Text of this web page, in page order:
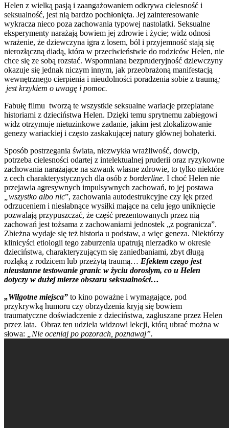
Helen z wielką pasją i zaangażowaniem odkrywa cielesność i
seksualność, jest nią bardzo pochłonięta. Jej zainteresowanie
wykracza nieco poza zachowania typowej nastolatki. Seksualne
eksperymenty narażają bowiem jej zdrowie i życie; widz odnosi
wrażenie, że dziewczyna igra z losem, ból i przyjemność stają się
nierozłączną diadą, która w przeciwieństwie do rodziców Helen, nie
chce się ze sobą rozstać. Wspomniana bezpruderyjność dziewczyny
okazuje się jednak niczym innym, jak przeobrażoną manifestacją
wewnętrznego cierpienia i nieudolności poradzenia sobie z traumą;
jest krzykiem o uwagę i pomoc.
Fabułę filmu tworzą te wszystkie seksualne wariacje przeplatane
historiami z dzieciństwa Helen. Dzięki temu sprytnemu zabiegowi
widz otrzymuje nietuzinkowe zadanie, jakim jest zlokalizowanie
genezy wariackiej i często zaskakującej natury głównej bohaterki.
Sposób postrzegania świata, niezwykła wrażliwość, dowcip,
potrzeba cielesności odartej z intelektualnej pruderii oraz ryzykowne
zachowania narażające na szwank własne zdrowie, to tylko niektóre
z cech charakterystycznych dla osób z borderline. I choć Helen nie
przejawia agresywnych impulsywnych zachowań, to jej postawa
„wszystko albo nic”, zachowania autodestrukcyjne czy lęk przed
odrzuceniem i niesłabnące wysiłki mające na celu jego uniknięcie
pozwalają przypuszczać, że część prezentowanych przez nią
zachowań jest tożsama z zachowaniami jednostek „z pogranicza”.
Zbieżna wydaje się też historia u podstaw, a więc geneza. Niektórzy
klinicyści etiologii tego zaburzenia upatrują nierzadko w okresie
dzieciństwa, charakteryzującym się zaniedbaniami, zbyt długą
rozłąką z rodzicem lub przeżytą traumą… Efektem czego jest
nieustanne testowanie granic w życiu dorosłym, co u Helen
dotyczy w dużej mierze obszaru seksualności…
„Wilgotne miejsca” to kino poważne i wymagające, pod
przykrywką humoru czy obrzydzenia kryją się bowiem
traumatyczne doświadczenie z dzieciństwa, zagłuszane przez Helen
przez lata. Obraz ten udziela widzowi lekcji, którą ubrać można w
słowa:
„Nie oceniaj po pozorach, poznawaj”.